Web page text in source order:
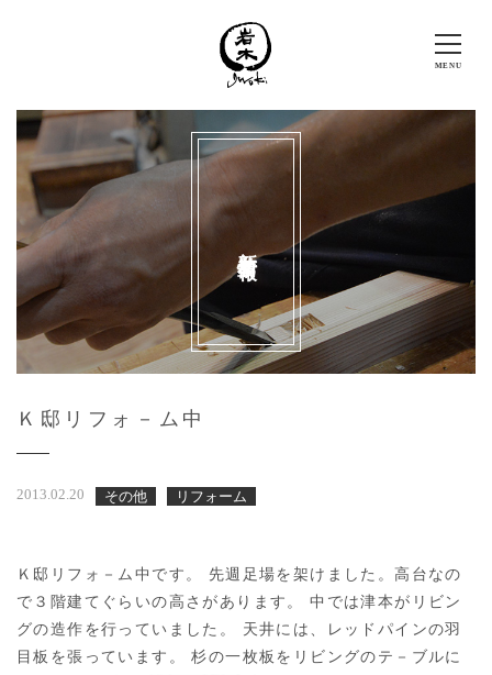
Ｋ邸リフォ－ム中
2013.02.20 その他 リフォーム
Ｋ邸リフォ－ム中です。 先週足場を架けました。高台なの
で３階建てぐらいの高さがあります。 中では津本がリビン
グの造作を行っていました。 天井には、レッドパインの羽
目板を張っています。 杉の一枚板をリビングのテ－ブルに